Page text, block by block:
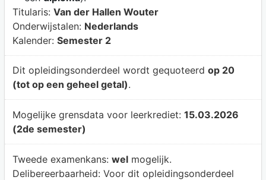
Titularis: Van der Hallen Wouter
Onderwijstalen: Nederlands
Kalender: Semester 2
Dit opleidingsonderdeel wordt gequoteerd op 20
(tot op een geheel getal).
Mogelijke grensdata voor leerkrediet: 15.03.2026
(2de semester)
Tweede examenkans: welmogelijk.
Delibereerbaarheid: Voor dit opleidingsonderdeel